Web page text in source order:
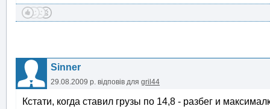
Sinner
29.08.2009 р. відповів для gril44
Кстати, когда ставил грузы по 14,8 - разбег и